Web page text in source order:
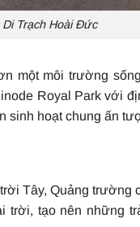
Di Trạch Hoài Đức
một môi trường
Royal Park với
sinh hoạt chung ấn
Tây, Quảng trường
trời, tạo nên những